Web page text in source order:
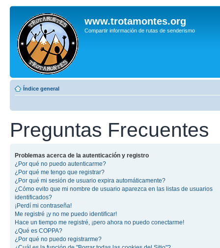
www.trotamontes.org
Compartir información de rutas de senderismo
Índice general
Preguntas Frecuentes
Problemas acerca de la autenticación y registro
¿Por qué no puedo autenticarme?
¿Por qué me tengo que registrar?
¿Por qué mi sesión de usuario expira automáticamente?
¿Cómo evito que mi nombre de usuario aparezca en las listas de usuarios
identificados?
¡Perdí mi contraseña!
Me registré ¡y no me puedo identificar!
Hace un tiempo me registré, ¡pero ahora no puedo conectarme!
¿Qué es COPPA?
¿Por qué no puedo registrarme?